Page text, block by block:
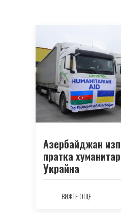
Азербайджан
пратка
Украйна
ВИЖТЕ ОЩЕ